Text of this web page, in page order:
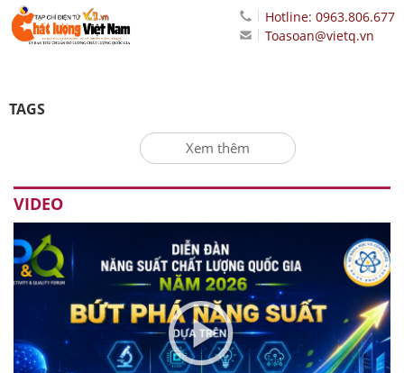
Hotline: 0963.806.677
Toasoan@vietq.vn
TAGS
Xem thêm
VIDEO